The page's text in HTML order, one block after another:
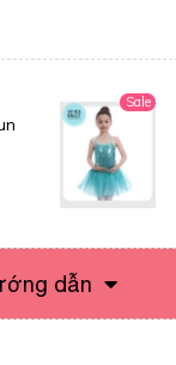
Sale
dẫn